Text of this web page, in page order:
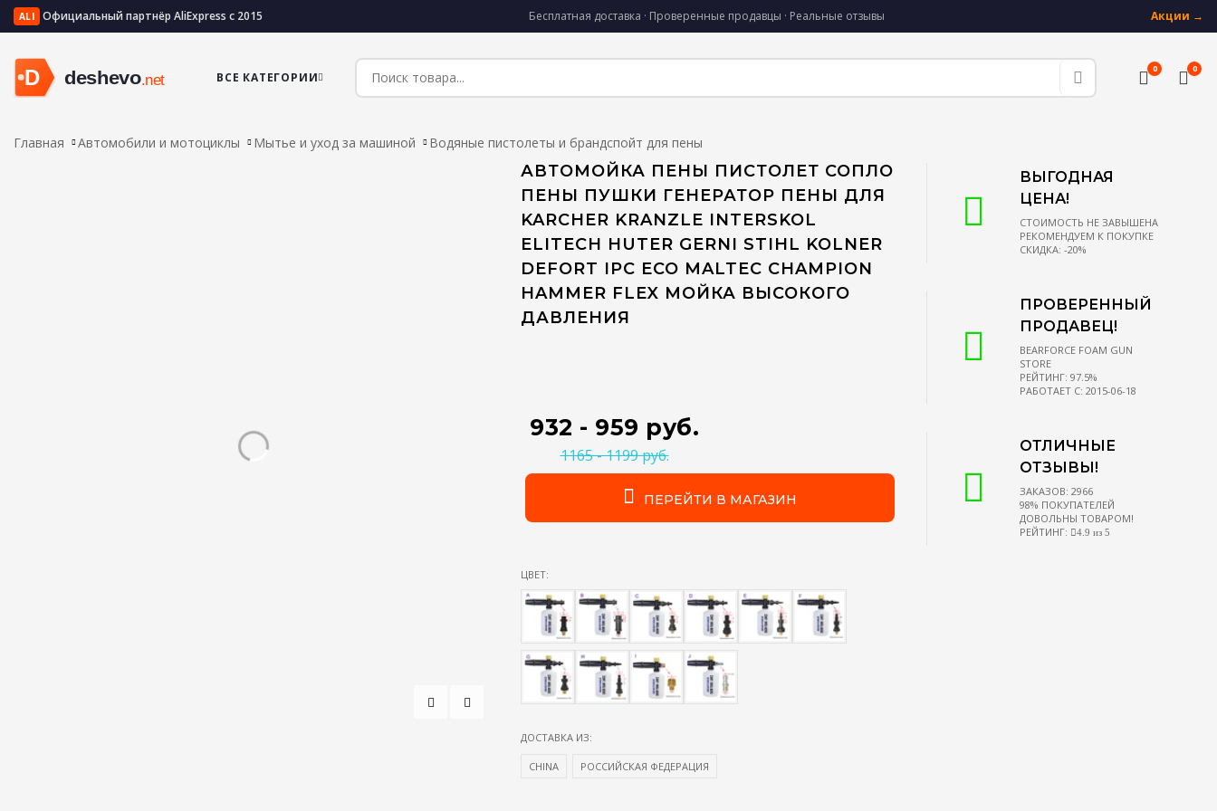
ALI Официальный партнёр AliExpress с 2015 Бесплатная доставка · Проверенные продавцы · Реальные отзывы Акции →
ВСЕ КАТЕГОРИИ
0 0
Главная Автомобили и мотоциклы Мытье и уход за машиной Водяные пистолеты и брандспойт для пены
АВТОМОЙКА ПЕНЫ ПИСТОЛЕТ СОПЛО
ПЕНЫ ПУШКИ ГЕНЕРАТОР ПЕНЫ ДЛЯ
KARCHER KRANZLE INTERSKOL
ELITECH HUTER GERNI STIHL KOLNER
DEFORT IPC ECO MALTEC CHAMPION
HAMMER FLEX МОЙКА ВЫСОКОГО
ДАВЛЕНИЯ
932 - 959 руб.
1165 - 1199 руб.
ПЕРЕЙТИ В МАГАЗИН
ЦВЕТ:
ДОСТАВКА ИЗ:
CHINA РОССИЙСКАЯ ФЕДЕРАЦИЯ
ВЫГОДНАЯ
ЦЕНА!
СТОИМОСТЬ НЕ ЗАВЫШЕНА
РЕКОМЕНДУЕМ К ПОКУПКЕ
СКИДКА: -20%
ПРОВЕРЕННЫЙ
ПРОДАВЕЦ!
BEARFORCE FOAM GUN
STORE
РЕЙТИНГ: 97.5%
РАБОТАЕТ С: 2015-06-18
ОТЛИЧНЫЕ
ОТЗЫВЫ!
ЗАКАЗОВ: 2966
98% ПОКУПАТЕЛЕЙ
ДОВОЛЬНЫ ТОВАРОМ!
РЕЙТИНГ:
4.9 из 5